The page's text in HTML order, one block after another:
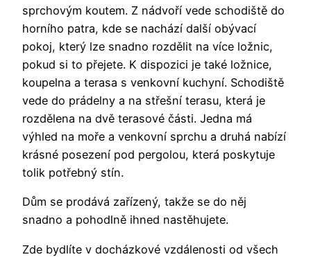
sprchovým koutem. Z nádvoří vede schodiště do
horního patra, kde se nachází další obývací
pokoj, který lze snadno rozdělit na více ložnic,
pokud si to přejete. K dispozici je také ložnice,
koupelna a terasa s venkovní kuchyní. Schodiště
vede do prádelny a na střešní terasu, která je
rozdělena na dvě terasové části. Jedna má
výhled na moře a venkovní sprchu a druhá nabízí
krásné posezení pod pergolou, která poskytuje
tolik potřebný stín.
Dům se prodává zařízený, takže se do něj
snadno a pohodlně ihned nastěhujete.
Zde bydlíte v docházkové vzdálenosti od všech